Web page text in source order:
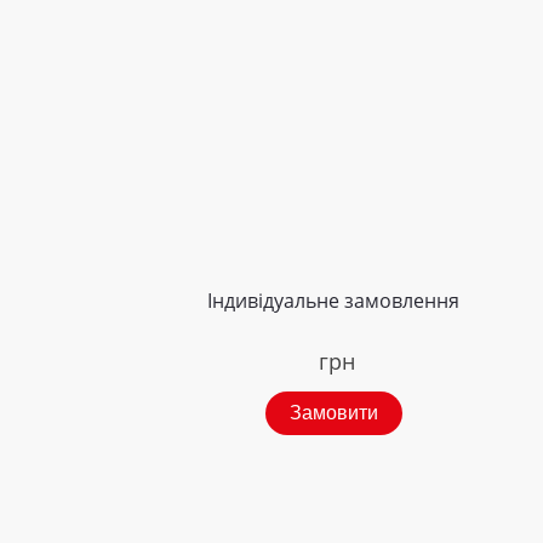
Індивідуальне замовлення
грн
Замовити